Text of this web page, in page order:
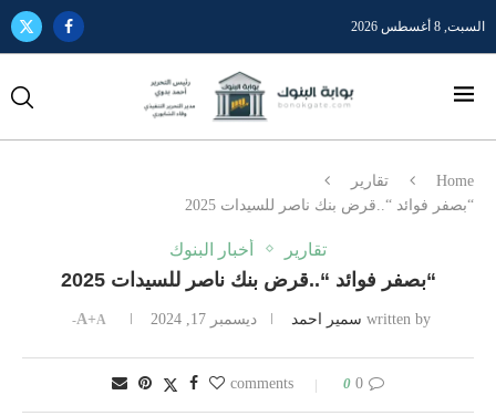
السبت, 8 أغسطس 2026
Home
تقارير
“بصفر فوائد “..قرض بنك ناصر للسيدات 2025
تقارير أخبار البنوك
“بصفر فوائد “..قرض بنك ناصر للسيدات 2025
written by سمير احمد ديسمبر 17, 2024 A+A-
0 comments
0